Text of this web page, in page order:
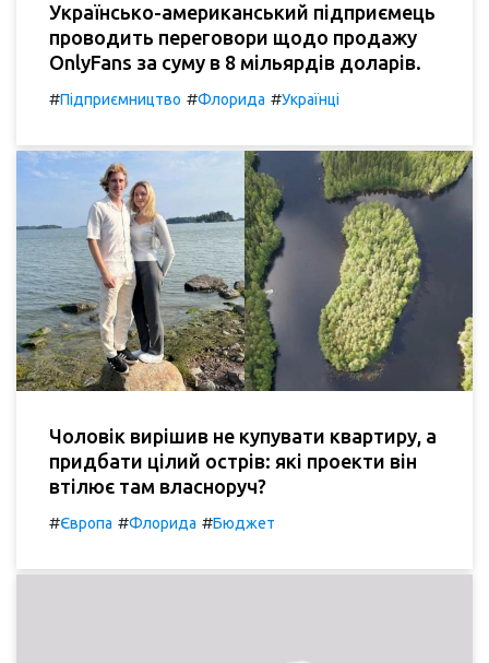
Українсько-американський підприємець
проводить переговори щодо продажу
OnlyFans за суму в 8 мільярдів доларів.
#Підприємництво #Флорида #Українці
Чоловік вирішив не купувати квартиру, а
придбати цілий острів: які проекти він
втілює там власноруч?
#Європа #Флорида #Бюджет